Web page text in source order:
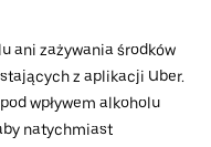
ani zażywania środków
z aplikacji Uber.
wpływem alkoholu
natychmiast